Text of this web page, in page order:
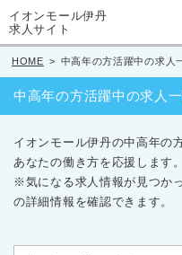
イオンモール伊丹
求人サイト
HOME > 中高年の方活躍中の求人
中高年の方活躍中の求人
イオンモール伊丹の中高年の
あなたの働き方を応援します。
※気になる求人情報が見つか
の詳細情報を確認できます。